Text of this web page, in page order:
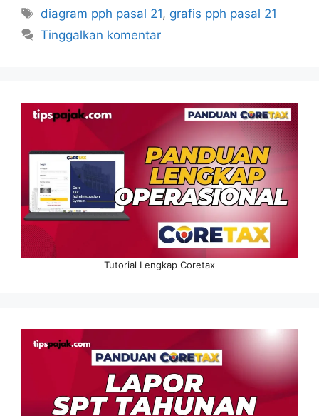
Tag
diagram pph pasal 21, grafis pph pasal 21
Tinggalkan komentar
Tutorial Lengkap Coretax